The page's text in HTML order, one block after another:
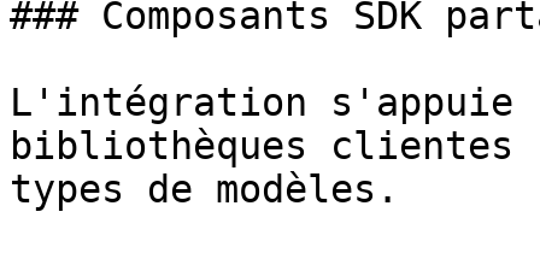
### Composants SDK
L'intégration s'appuie
bibliothèques
types de modèles.